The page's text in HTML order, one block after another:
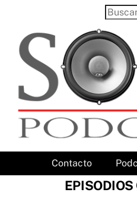
content
Contacto